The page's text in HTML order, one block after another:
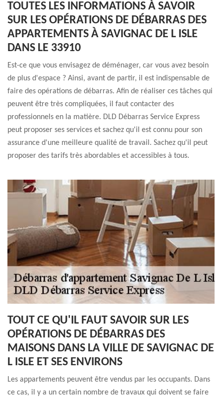
TOUTES LES INFORMATIONS À SAVOIR
SUR LES OPÉRATIONS DE DÉBARRAS DES
APPARTEMENTS À SAVIGNAC DE L ISLE
DANS LE 33910
Est-ce que vous envisagez de déménager, car vous avez besoin
de plus d'espace ? Ainsi, avant de partir, il est indispensable de
faire des opérations de débarras. Afin de réaliser ces tâches qui
peuvent être très compliquées, il faut contacter des
professionnels en la matière. DLD Débarras Service Express
peut proposer ses services et sachez qu'il est connu pour son
assurance d'une meilleure qualité de travail. Sachez qu'il peut
proposer des tarifs très abordables et accessibles à tous.
TOUT CE QU'IL FAUT SAVOIR SUR LES
OPÉRATIONS DE DÉBARRAS DES
MAISONS DANS LA VILLE DE SAVIGNAC DE
L ISLE ET SES ENVIRONS
Les appartements peuvent être vendus par les occupants. Dans
ce cas, il y a un certain nombre de travaux qui doivent se faire